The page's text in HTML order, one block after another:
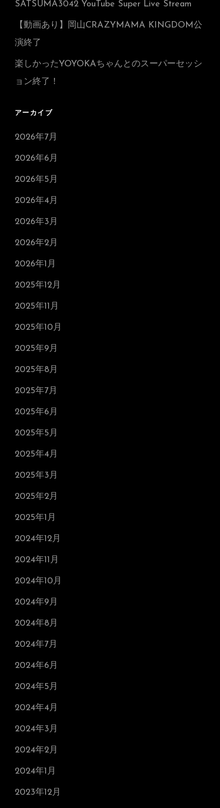
SATSUMA3042 YouTube Super Live Stream
【動画あり】岡山CRAZYMAMA KINGDOM公
演終了
楽しかったYOYOKAちゃんとのスーパーセッシ
ョン終了！
アーカイブ
2026年7月
2026年6月
2026年5月
2026年4月
2026年3月
2026年2月
2026年1月
2025年12月
2025年11月
2025年10月
2025年9月
2025年8月
2025年7月
2025年6月
2025年5月
2025年4月
2025年3月
2025年2月
2025年1月
2024年12月
2024年11月
2024年10月
2024年9月
2024年8月
2024年7月
2024年6月
2024年5月
2024年4月
2024年3月
2024年2月
2024年1月
2023年12月